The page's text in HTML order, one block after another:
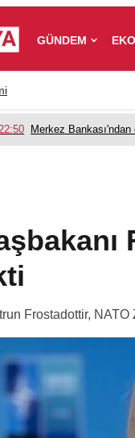
GÜNDEM
Merkez
Frostadottir,